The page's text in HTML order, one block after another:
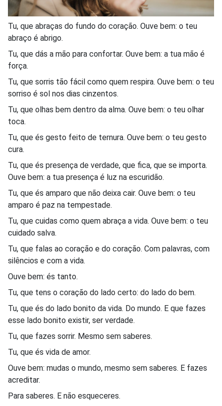
Tu, que abraças do fundo do coração. Ouve bem: o teu
abraço é abrigo.
Tu, que dás a mão para confortar. Ouve bem: a tua mão é
força.
Tu, que sorris tão fácil como quem respira. Ouve bem: o teu
sorriso é sol nos dias cinzentos.
Tu, que olhas bem dentro da alma. Ouve bem: o teu olhar
toca.
Tu, que és gesto feito de ternura. Ouve bem: o teu gesto
cura.
Tu, que és presença de verdade, que fica, que se importa.
Ouve bem: a tua presença é luz na escuridão.
Tu, que és amparo que não deixa cair. Ouve bem: o teu
amparo é paz na tempestade.
Tu, que cuidas como quem abraça a vida. Ouve bem: o teu
cuidado salva.
Tu, que falas ao coração e do coração. Com palavras, com
silêncios e com a vida.
Ouve bem: és tanto.
Tu, que tens o coração do lado certo: do lado do bem.
Tu, que és do lado bonito da vida. Do mundo. E que fazes
esse lado bonito existir, ser verdade.
Tu, que fazes sorrir. Mesmo sem saberes.
Tu, que és vida de amor.
Ouve bem: mudas o mundo, mesmo sem saberes. E fazes
acreditar.
Para saberes. E não esqueceres.